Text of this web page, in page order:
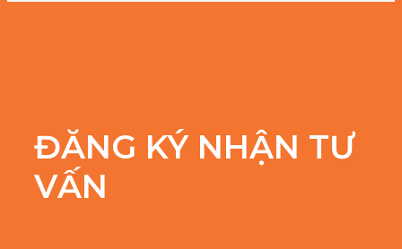
ĐĂNG KÝ NHẬN TƯ
VẤN